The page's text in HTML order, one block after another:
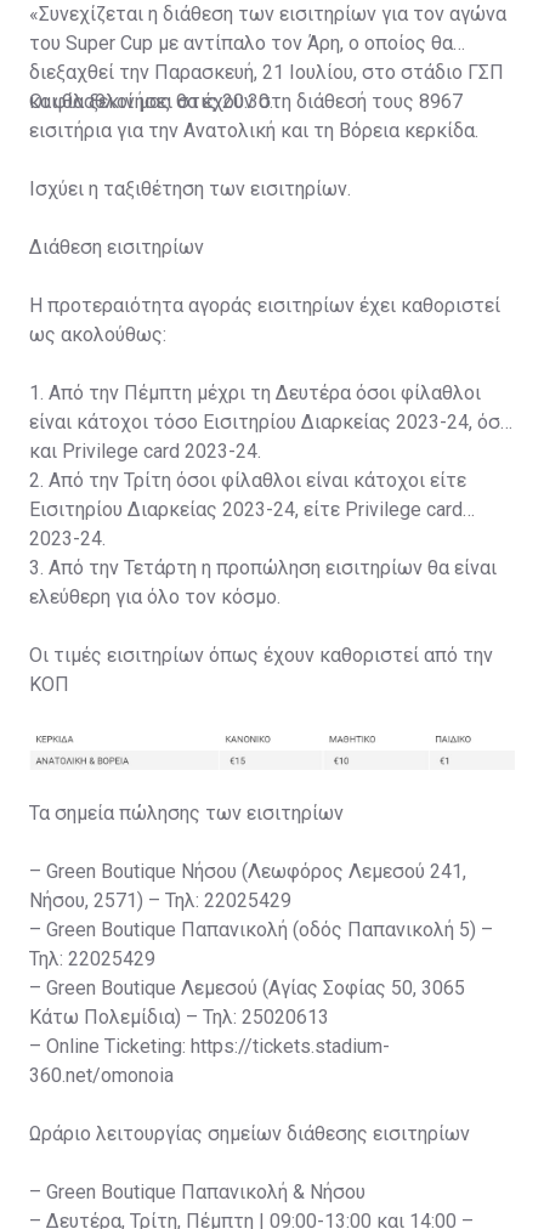
«Συνεχίζεται η διάθεση των εισιτηρίων για τον αγώνα
του Super Cup με αντίπαλο τον Άρη, ο οποίος θα
διεξαχθεί την Παρασκευή, 21 Ιουλίου, στο στάδιο ΓΣΠ
και θα ξεκινήσει στις 20:30.
Οι φίλαθλοί μας θα έχουν στη διάθεσή τους 8967
εισιτήρια για την Ανατολική και τη Βόρεια κερκίδα.
Ισχύει η ταξιθέτηση των εισιτηρίων.
Διάθεση εισιτηρίων
Η προτεραιότητα αγοράς εισιτηρίων έχει καθοριστεί
ως ακολούθως:
1. Από την Πέμπτη μέχρι τη Δευτέρα όσοι φίλαθλοι
είναι κάτοχοι τόσο Εισιτηρίου Διαρκείας 2023-24, όσο
και Privilege card 2023-24.
2. Από την Τρίτη όσοι φίλαθλοι είναι κάτοχοι είτε
Εισιτηρίου Διαρκείας 2023-24, είτε Privilege card
2023-24.
3. Από την Τετάρτη η προπώληση εισιτηρίων θα είναι
ελεύθερη για όλο τον κόσμο.
Οι τιμές εισιτηρίων όπως έχουν καθοριστεί από την
ΚΟΠ
Τα σημεία πώλησης των εισιτηρίων
– Green Boutique Νήσου (Λεωφόρος Λεμεσού 241,
Νήσου, 2571) – Τηλ: 22025429
– Green Boutique Παπανικολή (οδός Παπανικολή 5) –
Τηλ: 22025429
– Green Boutique Λεμεσού (Αγίας Σοφίας 50, 3065
Κάτω Πολεμίδια) – Τηλ: 25020613
– Online Ticketing: https://tickets.stadium-
360.net/omonoia
Ωράριο λειτουργίας σημείων διάθεσης εισιτηρίων
– Green Boutique Παπανικολή & Νήσου
– Δευτέρα, Τρίτη, Πέμπτη | 09:00-13:00 και 14:00 –